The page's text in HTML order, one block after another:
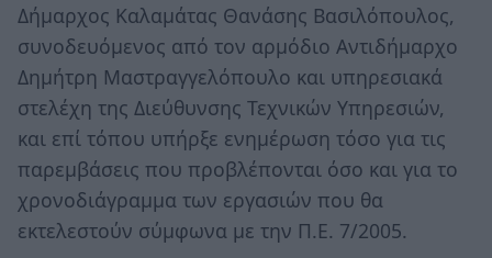
Δήμαρχος Καλαμάτας Θανάσης Βασιλόπουλος,
συνοδευόμενος από τον αρμόδιο Αντιδήμαρχο
Δημήτρη Μαστραγγελόπουλο και υπηρεσιακά
στελέχη της Διεύθυνσης Τεχνικών Υπηρεσιών,
και επί τόπου υπήρξε ενημέρωση τόσο για τις
παρεμβάσεις που προβλέπονται όσο και για το
χρονοδιάγραμμα των εργασιών που θα
εκτελεστούν σύμφωνα με την Π.Ε. 7/2005.